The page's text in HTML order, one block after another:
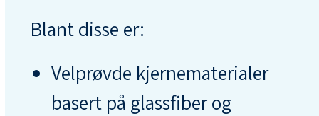
Blant disse er:
Velprøvde kjernematerialer
basert på glassfiber og